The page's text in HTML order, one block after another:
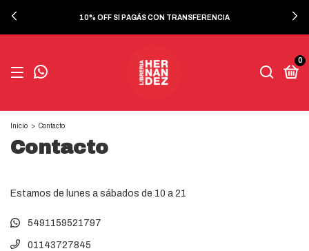
10% OFF SI PAGÁS CON TRANSFERENCIA
0
Inicio > Contacto
Contacto
Estamos de lunes a sábados de 10 a 21
5491159521797
01143727845